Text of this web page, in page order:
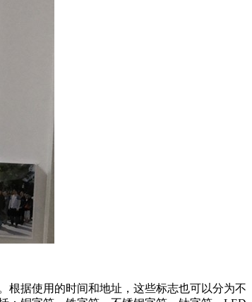
根据使用的时间和地址，这些标志也可以分为不